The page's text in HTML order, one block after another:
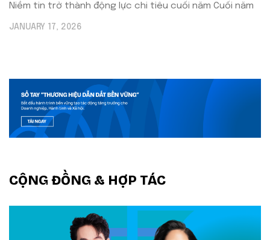
Niềm tin trở thành động lực chi tiêu cuối năm Cuối năm
JANUARY 17, 2026
CỘNG ĐỒNG & HỢP TÁC